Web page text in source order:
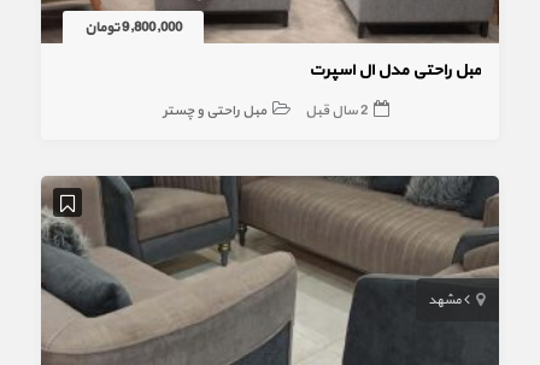
9,800,000 تومان
مبل راحتی مدل ال اسپرت
2 سال قبل مبل راحتی و چستر
مشهد